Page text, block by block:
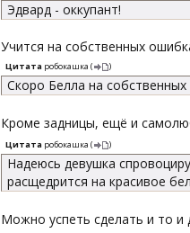
Эдвард - оккупант!
Учится на собственных
Цитата робокашка ( )
Скоро Белла на
Кроме задницы, ещё и
Цитата робокашка ( )
Надеюсь девушка
расщедрится на красивое
Можно успеть сделать и то и